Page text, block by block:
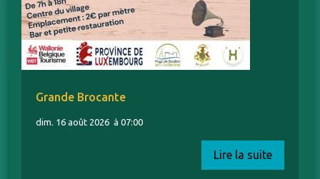
Grande Brocante
dim. 16 août 2026 à 07:00
Lire la suite